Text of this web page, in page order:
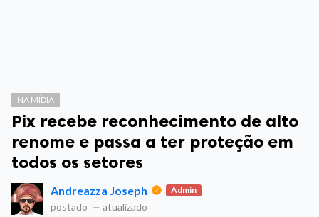
NA MÍDIA
Pix recebe reconhecimento de alto
renome e passa a ter proteção em
todos os setores
Andreazza Joseph Admin
postado — atualizado